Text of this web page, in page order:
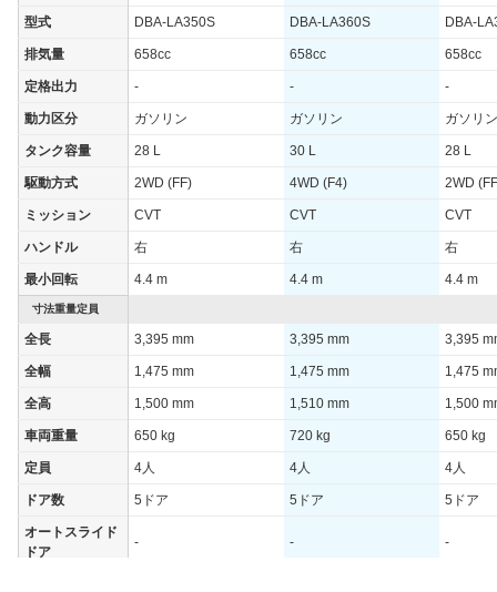
型式 DBA-LA350S DBA-LA360S DBA-
排気量 658cc 658cc 658cc
定格出力 - - -
動力区分 ガソリン ガソリン ガソリン
タンク容量 28 L 30 L 28 L
駆動方式 2WD (FF) 4WD (F4) 2WD
ミッション CVT CVT CVT
ハンドル 右 右 右
最小回転 4.4 m 4.4 m 4.4 m
寸法重量定員
全長 3,395 mm 3,395 mm 3,395
全幅 1,475 mm 1,475 mm 1,475
全高 1,500 mm 1,510 mm 1,500
車両重量 650 kg 720 kg 650 kg
定員 4人 4人 4人
ドア数 5ドア 5ドア 5ドア
オートスライド
ドア
- - -